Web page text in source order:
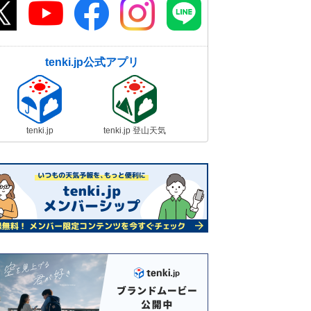
tenki.jp公式アプリ
tenki.jp tenki.jp 登山天気